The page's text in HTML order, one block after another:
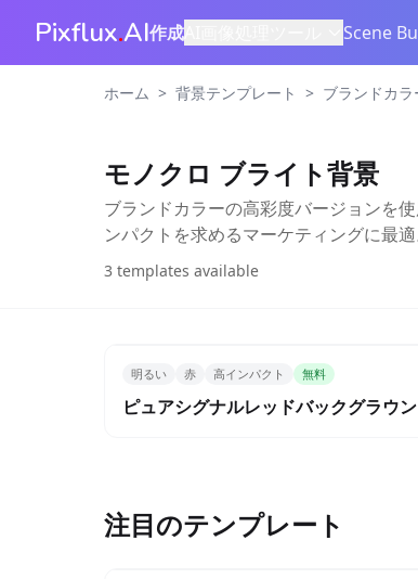
Pixflux.AI作成 Scene
ホーム > 背景テンプレート > ブランドカ
モノクロ ブライト背景
ブランドカラーの高彩度バージョンを
ンパクトを求めるマーケティングに最適
3 templates available
明るい 赤 高インパクト 無料
ピュアシグナルレッドバックグラウ
注目のテンプレート